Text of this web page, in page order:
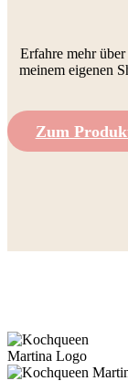
Erfahre mehr
meinem eigenen
Zum